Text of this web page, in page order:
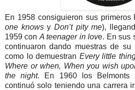
En 1958 consiguieron sus primeros
one knowsyDon’t pity me),
1959 con A teenager in love. En sus
continuaron dando muestras de su
como lo demuestran Every little
Where or when, When you wish
the night. En 1960 los Belmonts
continuó solo teniendo una carrera